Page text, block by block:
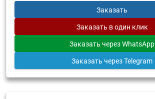
Заказать
Заказать в один клик
Заказать через WhatsApp
Заказать через Telegram